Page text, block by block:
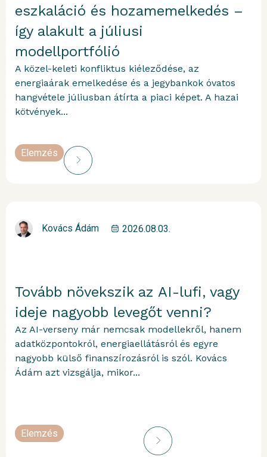
eszkaláció és hozamemelkedés –
így alakult a júliusi
modellportfólió
A közel-keleti konfliktus kiéleződése, az
energiaárak emelkedése és a jegybankok óvatos
hangvétele júliusban átírta a piaci képet. A hazai
kötvények...
Elemzés
Kovács Ádám 2026.08.03.
Tovább növekszik az AI-lufi, vagy
ideje nagyobb levegőt venni?
Az AI-verseny már nemcsak modellekről, hanem
adatközpontokról, energiaellátásról és egyre
nagyobb külső finanszírozásról is szól. Kovács
Ádám azt vizsgálja, mikor...
Elemzés